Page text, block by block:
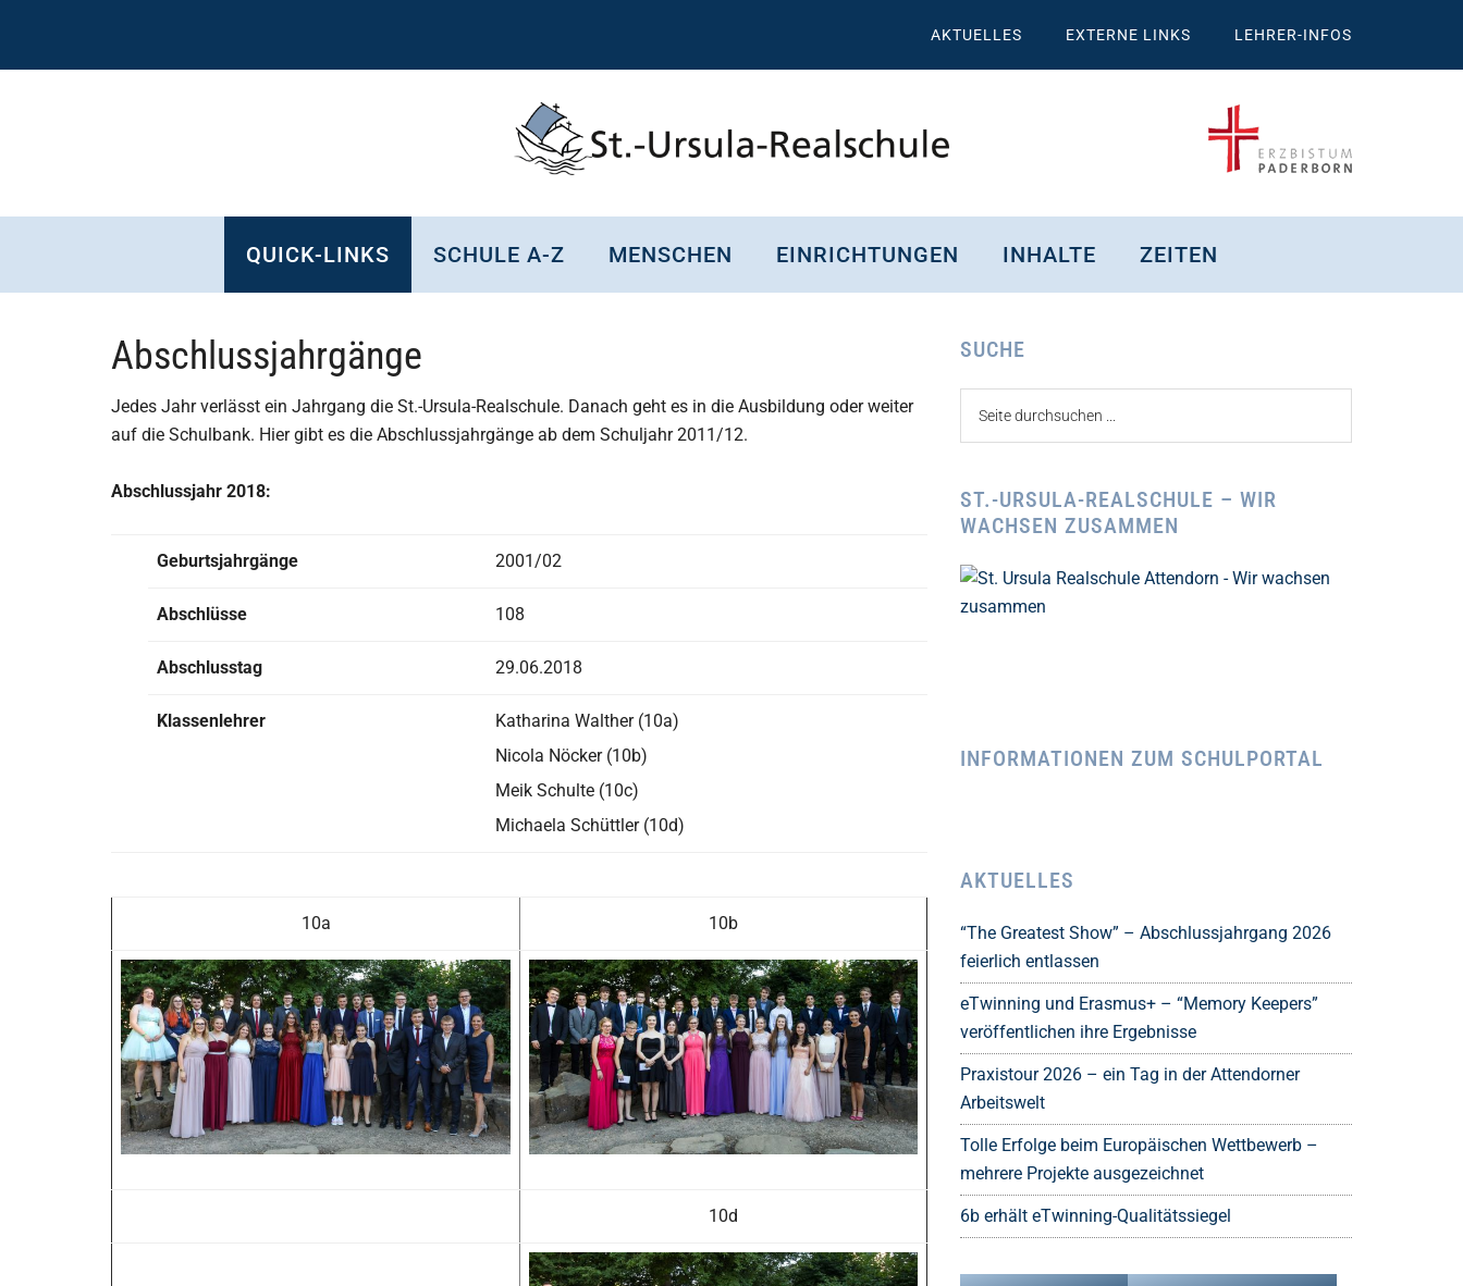
springen
secondary
springen
springen
AKTUELLES EXTERNE LINKS LEHRER-INFOS
St.
Ursula
Realschule
Persönlichkeit,
QUICK-LINKS SCHULE A-Z MENSCHEN EINRICHTUNGEN INHALTE ZEITEN
Abschlussjahrgänge
Jedes Jahr verlässt ein Jahrgang die St.-Ursula-Realschule. Danach geht es in die Ausbildung oder weiter
auf die Schulbank. Hier gibt es die Abschlussjahrgänge ab dem Schuljahr 2011/12.
Abschlussjahr 2018:
Geburtsjahrgänge 2001/02
Abschlüsse 108
Abschlusstag 29.06.2018
Klassenlehrer
Katharina Walther (10a)
Nicola Nöcker (10b)
Meik Schulte (10c)
Michaela Schüttler (10d)
10a 10b
10d
Seitenspalte
SUCHE
ST.-URSULA-REALSCHULE – WIR
WACHSEN ZUSAMMEN
INFORMATIONEN ZUM SCHULPORTAL
AKTUELLES
“The Greatest Show” – Abschlussjahrgang 2026
feierlich entlassen
eTwinning und Erasmus+ – “Memory Keepers”
veröffentlichen ihre Ergebnisse
Praxistour 2026 – ein Tag in der Attendorner
Arbeitswelt
Tolle Erfolge beim Europäischen Wettbewerb –
mehrere Projekte ausgezeichnet
6b erhält eTwinning-Qualitätssiegel